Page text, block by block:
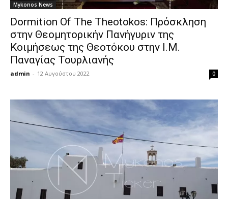
Mykonos News
Dormition Of The Theotokos: Πρόσκληση
στην Θεομητορικήν Πανήγυριν της
Κοιμήσεως της Θεοτόκου στην Ι.Μ.
Παναγίας Τουρλιανής
admin - 12 Αυγούστου 2022 0